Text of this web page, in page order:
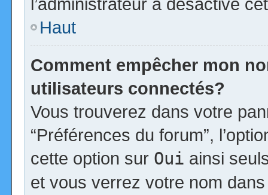
Haut
Comment empêcher mon
utilisateurs connectés?
Vous trouverez dans votre
“Préférences du forum”,
cette option sur Oui ainsi
et vous verrez votre nom